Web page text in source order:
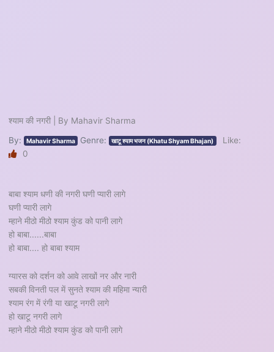
श्याम की नगरी | By Mahavir Sharma
By: Mahavir Sharma Genre: खाटू श्याम भजन (Khatu Shyam Bhajan)
Like:
0
बाबा श्याम धणी की नगरी घणी प्यारी लागे
घणी प्यारी लागे
म्हाने मीठो मीठो श्याम कुंड को पानी लागे
हो बाबा......बाबा
हो बाबा.... हो बाबा श्याम
ग्यारस को दर्शन को आवे लाखों नर और नारी
सबकी विनती पल में सुनते श्याम की महिमा न्यारी
श्याम रंग में रंगी या खाटू नगरी लागे
हो खाटू नगरी लागे
म्हाने मीठो मीठो श्याम कुंड को पानी लागे